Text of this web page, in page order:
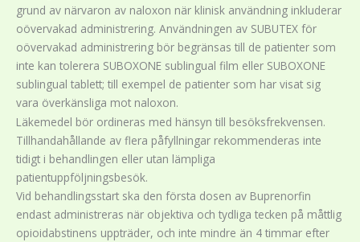
grund av närvaron av naloxon när klinisk användning inkluderar
oövervakad administrering. Användningen av SUBUTEX för
oövervakad administrering bör begränsas till de patienter som
inte kan tolerera SUBOXONE sublingual film eller SUBOXONE
sublingual tablett; till exempel de patienter som har visat sig
vara överkänsliga mot naloxon.
Läkemedel bör ordineras med hänsyn till besöksfrekvensen.
Tillhandahållande av flera påfyllningar rekommenderas inte
tidigt i behandlingen eller utan lämpliga
patientuppföljningsbesök.
Vid behandlingsstart ska den första dosen av Buprenorfin
endast administreras när objektiva och tydliga tecken på måttlig
opioidabstinens uppträder, och inte mindre än 4 timmar efter